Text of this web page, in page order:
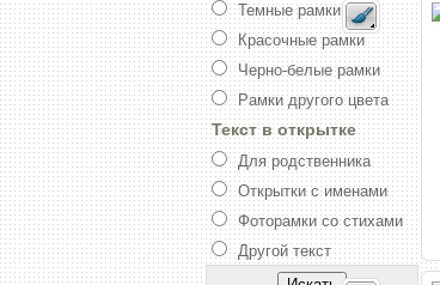
Темные рамки
Красочные рамки
Черно-белые рамки
Рамки другого цвета
Текст в открытке
Для родственника
Открытки с именами
Фоторамки со стихами
Другой текст